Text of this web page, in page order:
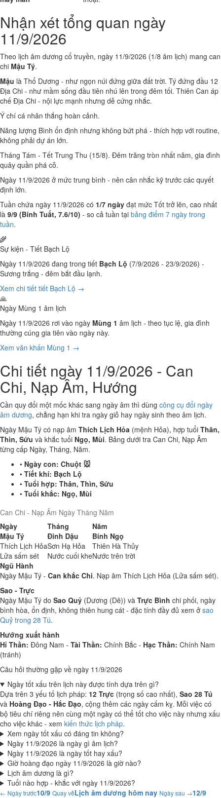
Nhận xét tổng quan ngày
11/9/2026
Theo lịch âm dương cổ truyền, ngày 11/9/2026 (1/8 âm lịch) mang can
chi Mậu Tý.
Mậu là Thổ Dương - như ngọn núi đứng giữa đất trời. Tý đứng đầu 12
Địa Chi - như mầm sống đầu tiên nhú lên trong đêm tối. Thiên Can áp
chế Địa Chi - nội lực mạnh nhưng dễ cứng nhắc.
Ý chí cá nhân thắng hoàn cảnh.
Năng lượng Bình ổn định nhưng không bứt phá - thích hợp với routine,
không phải dự án lớn.
Tháng Tám - Tết Trung Thu (15/8). Đêm trăng tròn nhất năm, gia đình
quây quần phá cỗ.
Ngày 11/9/2026 ở mức trung bình - nên cân nhắc kỹ trước các quyết
định lớn.
Tuần chứa ngày 11/9/2026 có 1/7 ngày đạt mức Tốt trở lên, cao nhất
là 9/9 (Bính Tuất, 7.6/10) - so cả tuần tại bảng điểm 7 ngày trong
tuần.
🌾
Sự kiện - Tiết Bạch Lộ
Ngày 11/9/2026 đang trong tiết Bạch Lộ (7/9/2026 - 23/9/2026) -
Sương trắng - đêm bắt đầu lạnh.
Xem chi tiết tiết Bạch Lộ →
🙏
Ngày Mùng 1 âm lịch
Ngày 11/9/2026 rơi vào ngày Mùng 1 âm lịch - theo tục lệ, gia đình
thường cúng gia tiên vào ngày này.
Xem văn khấn Mùng 1 →
Chi tiết ngày 11/9/2026 - Can
Chi, Nạp Âm, Hướng
Cần quy đổi một mốc khác sang ngày âm thì dùng công cụ đổi ngày
âm dương, chẳng hạn khi tra ngày giỗ hay ngày sinh theo âm lịch.
Ngày Mậu Tý có nạp âm Thích Lịch Hỏa (mệnh Hỏa), hợp tuổi Thân,
Thìn, Sửu và khắc tuổi Ngọ, Mùi. Bảng dưới tra Can Chi, Nạp Âm
từng cấp Ngày, Tháng, Năm.
• Ngày con: Chuột 🐭
• Tiết khí: Bạch Lộ
• Tuổi hợp: Thân, Thìn, Sửu
• Tuổi khắc: Ngọ, Mùi
Can Chi - Nạp Âm Ngày Tháng Năm
Ngày
Tháng
Năm
Mậu Tý
Đinh Dậu
Bính Ngọ
Thích Lịch HỏaSơn Hạ Hỏa
Thiên Hà Thủy
Lửa sấm sét
Nước cuối kheNước trên trời
Ngũ Hành
Ngày Mậu Tý - Can khắc Chi. Nạp âm Thích Lịch Hỏa (Lửa sấm sét).
Sao - Trực
Ngày Mậu Tý do Sao Quỷ (Dương (Dê)) và Trực Bình chi phối, ngày
bình hòa, ổn định, không thiên hung cát - đặc tính đầy đủ xem ở sao
Quỷ trong 28 Tú.
Hướng xuất hành
Hỉ Thần: Đông Nam - Tài Thần: Chính Bắc - Hạc Thần: Chính Nam
(tránh)
Câu hỏi thường gặp về ngày 11/9/2026
Ngày tốt xấu trên lịch này được tính dựa trên gì?
Dựa trên 3 yếu tố lịch pháp: 12 Trực (trọng số cao nhất), Sao 28 Tú
và Hoàng Đạo - Hắc Đạo, cộng thêm các ngày cấm kỵ. Mỗi việc có
bộ tiêu chí riêng nên cùng một ngày có thể tốt cho việc này nhưng xấu
cho việc khác - xem kiến thức lịch pháp.
Xem ngày tốt xấu có đáng tin không?
Ngày 11/9/2026 là ngày gì âm lịch?
Ngày 11/9/2026 là ngày tốt hay xấu?
Giờ hoàng đạo ngày 11/9/2026 là giờ nào?
Lịch âm dương là gì?
Tuổi nào hợp - khắc với ngày 11/9/2026?
← Ngày trước10/9 Quay vềLịch âm dương hôm nay Ngày sau →12/9